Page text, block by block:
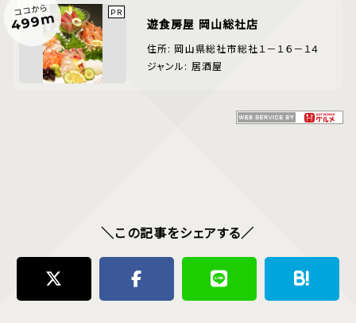
ココから
499m 遊食房屋 岡山総社店
住所: 岡山県総社市総社１－１６－１４
ジャンル: 居酒屋
＼この記事をシェアする／